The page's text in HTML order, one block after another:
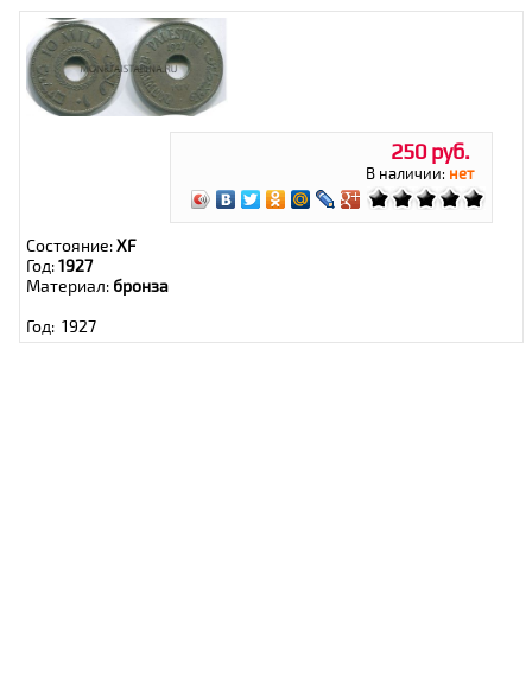
250 руб.
В наличии: нет
Состояние:XF
Год:1927
Материал: бронза
Год: 1927